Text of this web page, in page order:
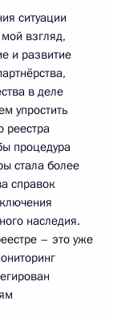
ситуации
взгляд,
и развитие
в деле
упростить
реестра
процедура
стала более
справок
наследия.
– это уже